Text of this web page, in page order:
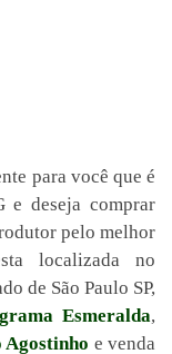
para você que é
e deseja comprar
pelo melhor
localizada no
de São Paulo SP,
grama Esmeralda,
Agostinho e venda